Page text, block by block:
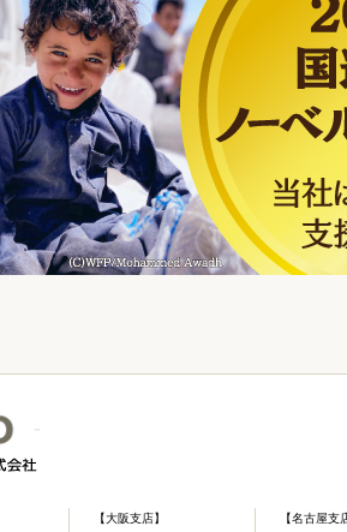
【大阪支店】
【名古屋支